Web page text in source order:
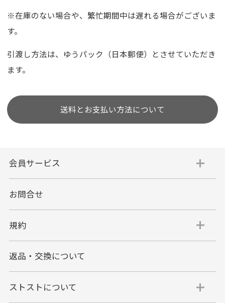
※在庫のない場合や、繁忙期間中は遅れる場合がございま
す。
引渡し方法は、ゆうパック（日本郵便）とさせていただき
ます。
送料とお支払い方法について
会員サービス
お問合せ
規約
返品・交換について
ストストについて